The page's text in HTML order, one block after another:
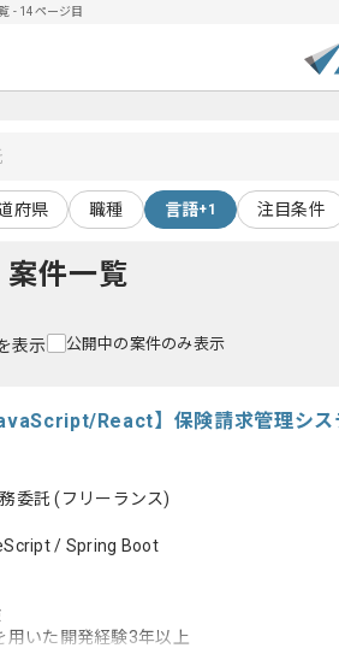
- 14ページ目
府県 職種 言語+1 注目条件
案件一覧
表示 公開中の案件のみ表示
React】保険請求管理シス
委託(フリーランス)
/ Spring Boot
用いた開発経験3年以上